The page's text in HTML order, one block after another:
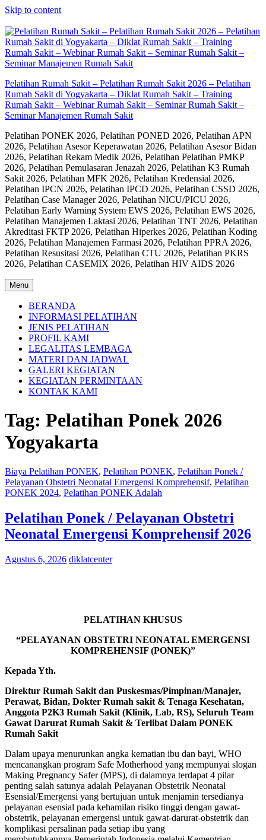
Skip to content
Pelatihan Rumah Sakit – Pelatihan Rumah Sakit 2026 – Pelatihan
Rumah Sakit di Yogyakarta – Diklat Rumah Sakit – Training
Rumah Sakit – Webinar Rumah Sakit – Seminar Rumah Sakit –
Seminar Manajemen Rumah Sakit
Pelatihan PONEK 2026, Pelatihan PONED 2026, Pelatihan APN
2026, Pelatihan Asesor Keperawatan 2026, Pelatihan Asesor Bidan
2026, Pelatihan Rekam Medik 2026, Pelatihan Pelatihan PMKP
2026, Pelatihan Pemulasaran Jenazah 2026, Pelatihan K3 Rumah
Sakit 2026, Pelatihan MFK 2026, Pelatihan Kredensial 2026,
Pelatihan IPCN 2026, Pelatihan IPCD 2026, Pelatihan CSSD 2026,
Pelatihan Case Manager 2026, Pelatihan NICU/PICU 2026,
Pelatihan Early Warning System EWS 2026, Pelatihan EWS 2026,
Pelatihan Manajemen Laktasi 2026, Pelatihan TNT 2026, Pelatihan
Akreditasi FKTP 2026, Pelatihan Hiperkes 2026, Pelatihan Koding
2026, Pelatihan Manajemen Farmasi 2026, Pelatihan PPRA 2026,
Pelatihan Resusitasi 2026, Pelatihan CTU 2026, Pelatihan PKRS
2026, Pelatihan CASEMIX 2026, Pelatihan HIV AIDS 2026
Menu
BERANDA
INFORMASI PELATIHAN
JENIS PELATIHAN
PROFIL KAMI
LEGALITAS LEMBAGA
MATERI DAN JADWAL
GALERI KEGIATAN
KEGIATAN PERMINTAAN
KONTAK KAMI
Tag: Pelatihan Ponek 2026
Yogyakarta
Biaya Pelatihan PONEK, Pelatihan PONEK, Pelatihan Ponek /
Pelayanan Obstetri Neonatal Emergensi Komprehensif, Pelatihan
PONEK 2024, Pelatihan PONEK Adalah
Pelatihan Ponek / Pelayanan Obstetri
Neonatal Emergensi Komprehensif 2026
Agustus 6, 2026 diklatcenter
PELATIHAN KHUSUS
“PELAYANAN OBSTETRI NEONATAL EMERGENSI
KOMPREHENSIF (PONEK)”
Kepada Yth.
Direktur Rumah Sakit dan Puskesmas/Pimpinan/Manajer,
Perawat, Bidan, Dokter Rumah sakit & Tenaga Kesehatan,
Anggota P2K3 Rumah Sakit (Klinik, Lab, RS), Seluruh Team
Gawat Darurat Rumah Sakit & Terlibat Dalam PONEK
Rumah Sakit
Dalam upaya menurunkan angka kematian ibu dan bayi, WHO
mencanangkan program Safe Motherhood yang mempunyai slogan
Making Pregnancy Safer (MPS), di dalamnya terdapat 4 pilar
penting salah satunya adalah Pelayanan Obstetrik Neonatal
Esensial/Emergensi yang bertujuan untuk menjamin tersedianya
pelayanan esensial pada kehamilan risiko tinggi dengan gawat-
obstetrik, pelayanan emergensi untuk gawat-darurat-obstetrik dan
komplikasi persalinan pada setiap ibu yang